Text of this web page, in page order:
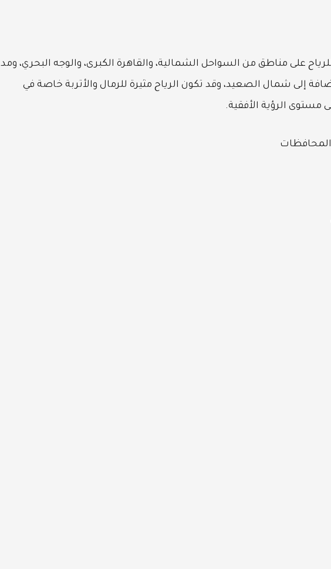
على مناطق من السواحل الشمالية، والقاهرة الكبرى، والوجه البحري،
إلى شمال الصعيد، وقد تكون الرياح مثيرة للرمال والأتربة خاصة في
مستوى الرؤية الأفقية.
المحافظات